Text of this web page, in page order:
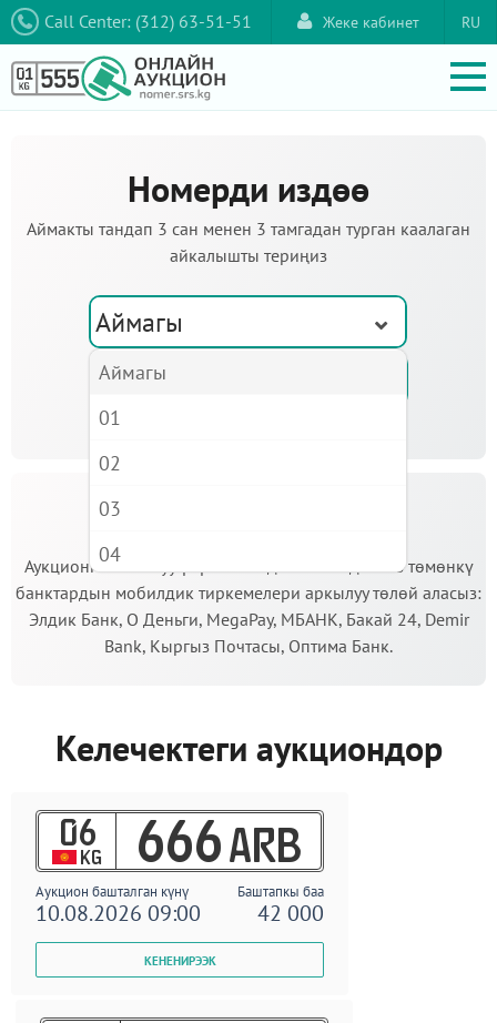
Call Center: (312) 63-51-51 RU
Жеке кабинет
Номерди издөө
Аймакты тандап 3 сан менен 3 тамгадан турган каалаган
айкалышты териңиз
Аймагы
Аукционго катышуу үчүн кепилдик салымды Сиз төмөнкү
банктардын мобилдик тиркемелери аркылуу төлөй аласыз:
Элдик Банк, О Деньги, MegaPay, МБАНК, Бакай 24, Demir
Bank, Кыргыз Почтасы, Оптима Банк.
Келечектеги аукциондор
06
KG 666 ARB
Аукцион башталган күнү Баштапкы баа
10.08.2026 09:00 42 000
Аймагы
01
02
03
04
05
06